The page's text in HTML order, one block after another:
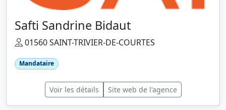
Safti Sandrine Bidaut
01560 SAINT-TRIVIER-DE-COURTES
Mandataire
Voir les détails Site web de l'agence